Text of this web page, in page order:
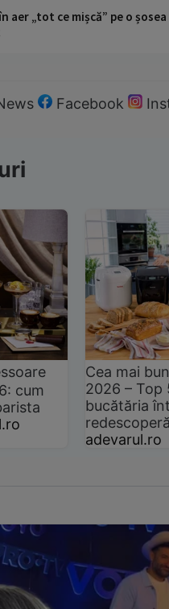
aer „tot ce mișcă” pe o
Facebook
cum
Cea mai
2026 –
bucătăria
adevarul.ro